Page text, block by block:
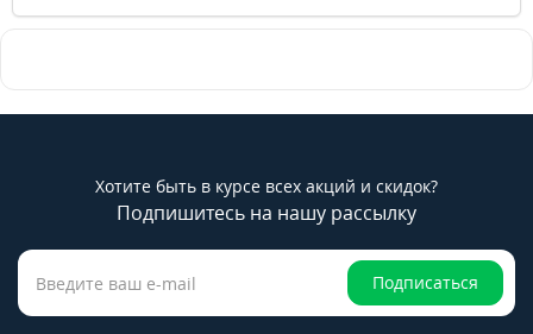
Хотите быть в курсе всех акций и скидок?
Подпишитесь на нашу рассылку
Подписаться